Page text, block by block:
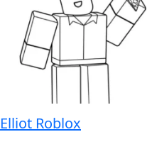
Elliot Roblox